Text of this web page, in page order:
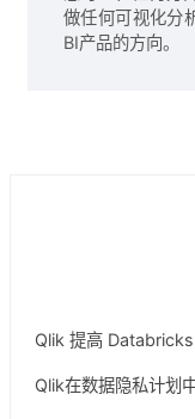
做任何可视化分
BI产品的方向。
Qlik 提高
Qlik在数据隐私计划